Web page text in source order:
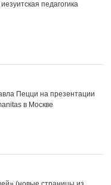
педагогика
Пецци на презентации
в Москве